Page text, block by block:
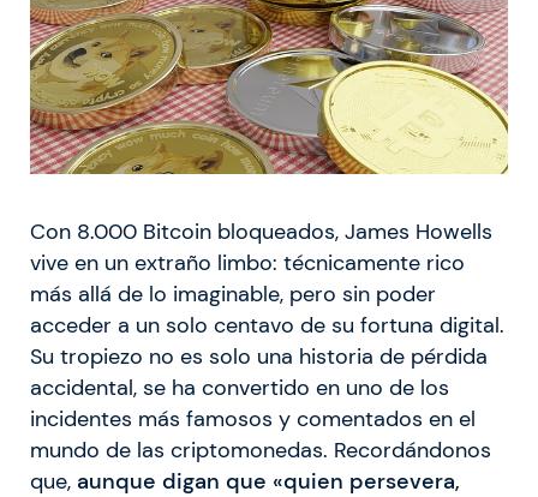
Con 8.000 Bitcoin bloqueados, James Howells
vive en un extraño limbo: técnicamente rico
más allá de lo imaginable, pero sin poder
acceder a un solo centavo de su fortuna digital.
Su tropiezo no es solo una historia de pérdida
accidental, se ha convertido en uno de los
incidentes más famosos y comentados en el
mundo de las criptomonedas. Recordándonos
que, aunque digan que «quien persevera,